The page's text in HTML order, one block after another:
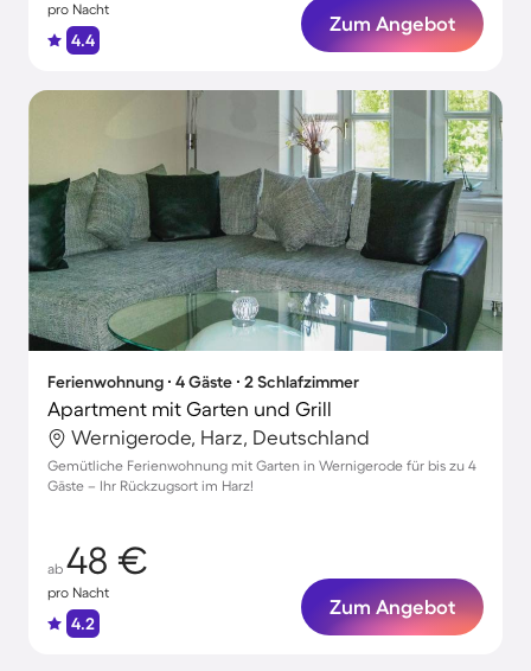
pro Nacht
4.4
Zum Angebot
Ferienwohnung ∙ 4 Gäste ∙ 2 Schlafzimmer
Apartment mit Garten und Grill
Wernigerode, Harz, Deutschland
Gemütliche Ferienwohnung mit Garten in Wernigerode für bis zu 4
Gäste – Ihr Rückzugsort im Harz!
ab 48 €
pro Nacht
4.2
Zum Angebot